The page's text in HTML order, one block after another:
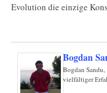
Evolution die einzige
Bogdan
Bogdan
vielfältiger